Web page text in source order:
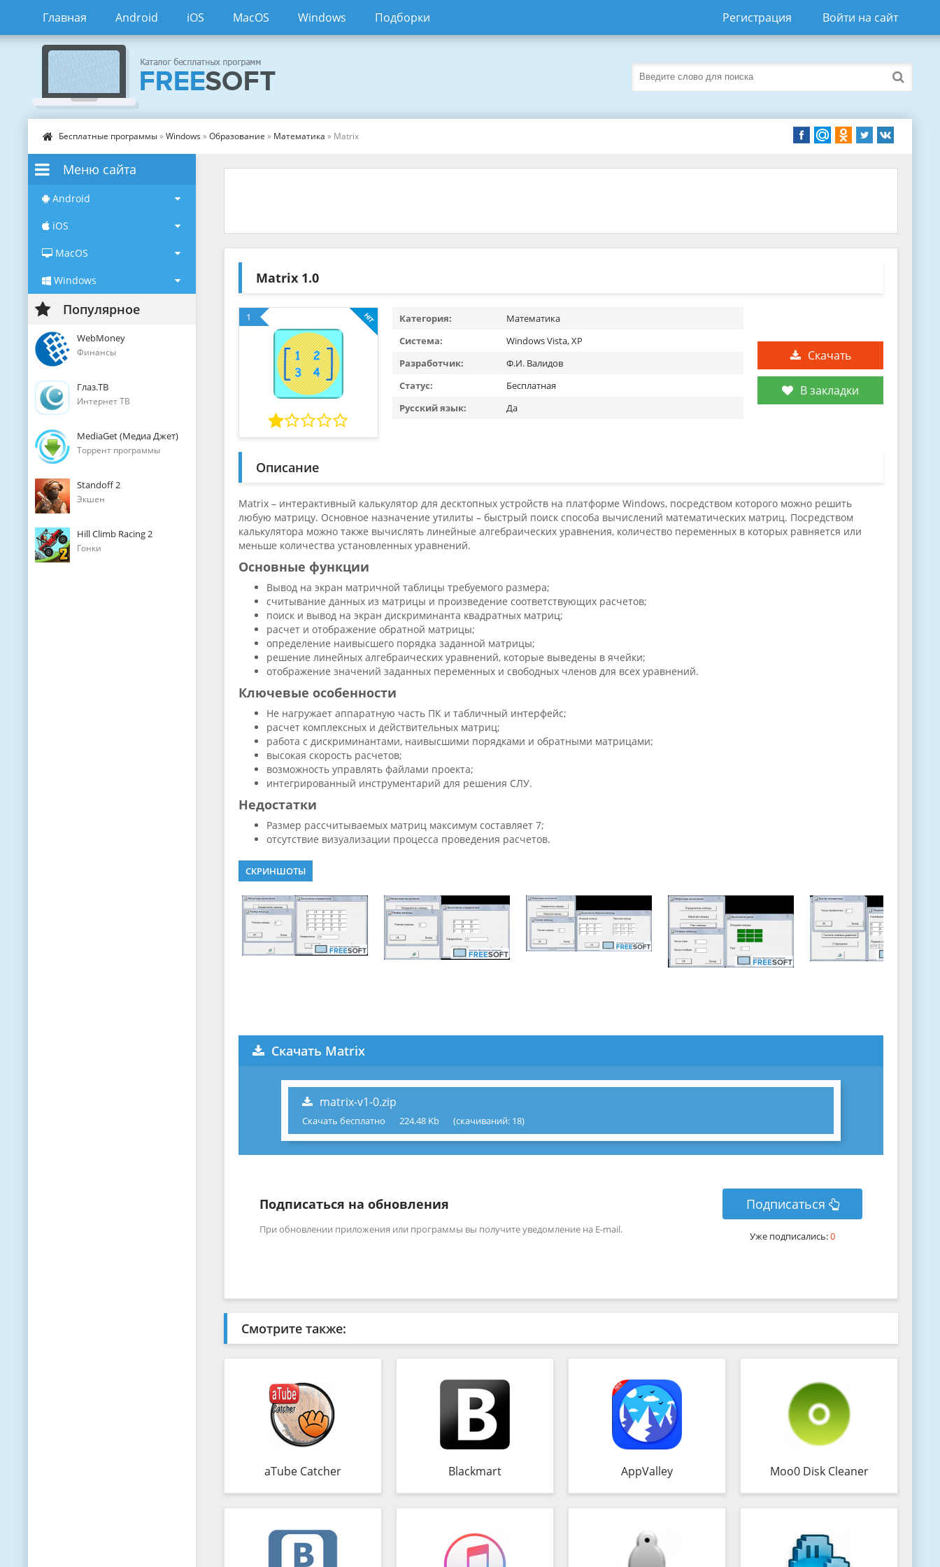
Главная Android iOS MacOS Windows Подборки Регистрация Войти на сайт
Бесплатные программы»Windows »Образование » Математика » Matrix
Меню сайта
Android
iOS
MacOS
Windows
Популярное
WebMoney
Финансы
Глаз.ТВ
Интернет ТВ
MediaGet (Медиа Джет)
Торрент программы
Standoff 2
Экшен
Hill Climb Racing 2
Гонки
Matrix 1.0
1
Скачать
В закладки
Категория:
Математика
Система:
Windows Vista, XP
Разработчик:
Ф.И. Валидов
Статус:
Бесплатная
Русский язык:
Да
Описание
Matrix – интерактивный калькулятор для десктопных устройств на платформе Windows, посредством которого можно решить
любую матрицу. Основное назначение утилиты – быстрый поиск способа вычислений математических матриц. Посредством
калькулятора можно также вычислять линейные алгебраических уравнения, количество переменных в которых равняется или
меньше количества установленных уравнений.
Основные функции
Вывод на экран матричной таблицы требуемого размера;
считывание данных из матрицы и произведение соответствующих расчетов;
поиск и вывод на экран дискриминанта квадратных матриц;
расчет и отображение обратной матрицы;
определение наивысшего порядка заданной матрицы;
решение линейных алгебраических уравнений, которые выведены в ячейки;
отображение значений заданных переменных и свободных членов для всех уравнений.
Ключевые особенности
Не нагружает аппаратную часть ПК и табличный интерфейс;
расчет комплексных и действительных матриц;
работа с дискриминантами, наивысшими порядками и обратными матрицами;
высокая скорость расчетов;
возможность управлять файлами проекта;
интегрированный инструментарий для решения СЛУ.
Недостатки
Размер рассчитываемых матриц максимум составляет 7;
отсутствие визуализации процесса проведения расчетов.
СКРИНШОТЫ
Скачать Matrix
matrix-v1-0.zip
Скачать бесплатно 224.48 Kb (cкачиваний: 18)
Подписаться на обновления
При обновлении приложения или программы вы получите уведомление на E-mail.
Подписаться
Уже подписались:0
Смотрите также:
aTube Catcher Blackmart AppValley Moo0 Disk Cleaner